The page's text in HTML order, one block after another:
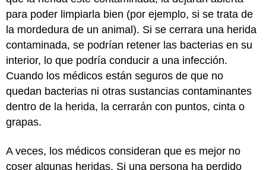
para poder limpiarla bien (por ejemplo, si se trata de
la mordedura de un animal). Si se cerrara una herida
contaminada, se podrían retener las bacterias en su
interior, lo que podría conducir a una infección.
Cuando los médicos están seguros de que no
quedan bacterias ni otras sustancias contaminantes
dentro de la herida, la cerrarán con puntos, cinta o
grapas.
A veces, los médicos consideran que es mejor no
coser algunas heridas. Si una persona ha perdido